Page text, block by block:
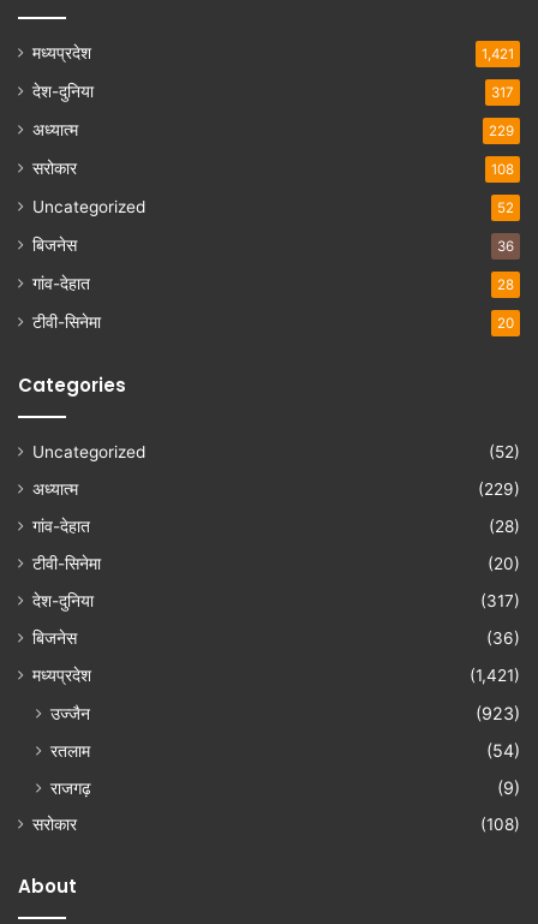
मध्यप्रदेश 1,421
देश-दुनिया 317
अध्यात्म 229
सरोकार 108
Uncategorized 52
बिजनेस 36
गांव-देहात 28
टीवी-सिनेमा 20
Categories
Uncategorized
(52)
अध्यात्म
(229)
गांव-देहात
(28)
टीवी-सिनेमा
(20)
देश-दुनिया
(317)
बिजनेस
(36)
मध्यप्रदेश
(1,421)
उज्जैन
(923)
रतलाम
(54)
राजगढ़
(9)
सरोकार (108)
About